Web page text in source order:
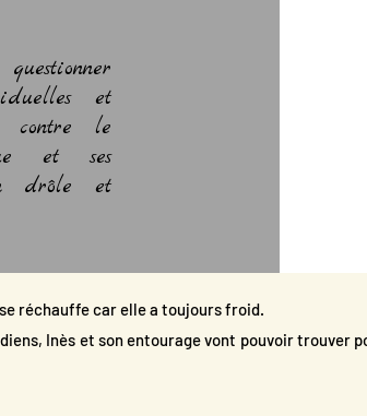
et
contre le
et ses
drôle et
réchauffe car elle a toujours froid.
Inès et son entourage vont pouvoir trouver